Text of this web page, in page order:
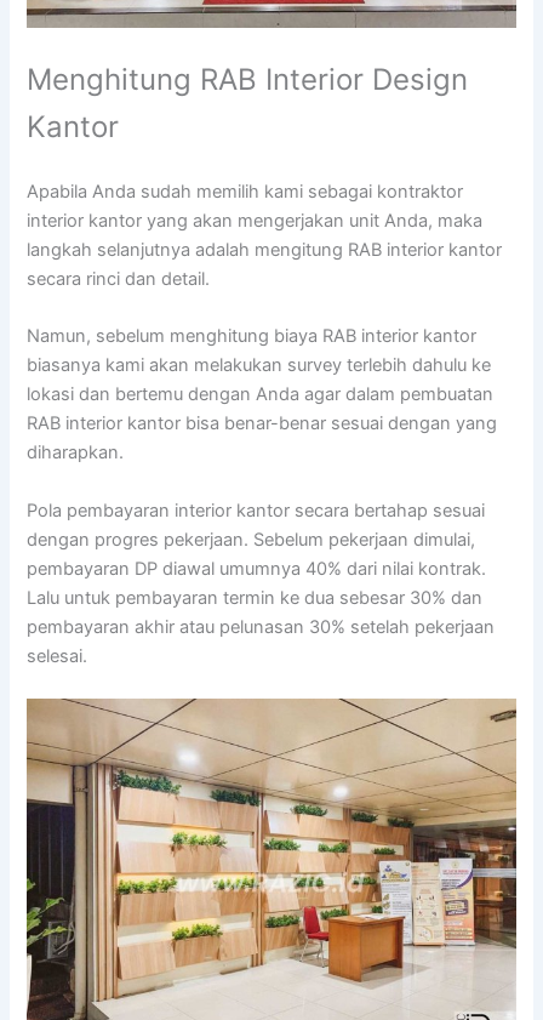
Menghitung RAB Interior Design
Kantor
Apabila Anda sudah memilih kami sebagai kontraktor
interior kantor yang akan mengerjakan unit Anda, maka
langkah selanjutnya adalah mengitung RAB interior kantor
secara rinci dan detail.
Namun, sebelum menghitung biaya RAB interior kantor
biasanya kami akan melakukan survey terlebih dahulu ke
lokasi dan bertemu dengan Anda agar dalam pembuatan
RAB interior kantor bisa benar-benar sesuai dengan yang
diharapkan.
Pola pembayaran interior kantor secara bertahap sesuai
dengan progres pekerjaan. Sebelum pekerjaan dimulai,
pembayaran DP diawal umumnya 40% dari nilai kontrak.
Lalu untuk pembayaran termin ke dua sebesar 30% dan
pembayaran akhir atau pelunasan 30% setelah pekerjaan
selesai.